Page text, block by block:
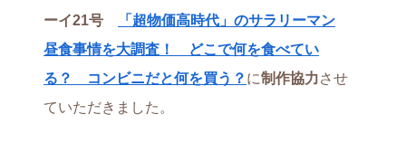
ーイ21号
「超物価高時代」のサラリーマン
昼食事情を大調査！ どこで何を食べてい
る？ コンビニだと何を買う？ に制作協力させ
ていただきました。